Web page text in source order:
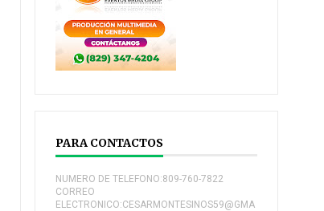
PARA CONTACTOS
NUMERO DE TELEFONO:809-760-7822
CORREO
ELECTRONICO:CESARMONTESINOS59@GMA